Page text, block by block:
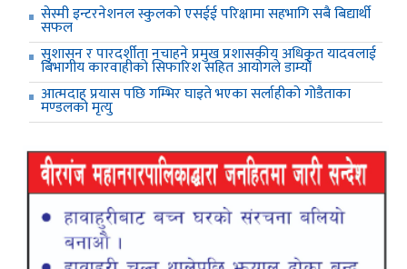
सेस्मी इन्टरनेशनल स्कुलको एसईई परिक्षामा सहभागि सबै बिद्यार्थी
सफल
सुशासन र पारदर्शीता नचाहने प्रमुख प्रशासकीय अधिकृत यादवलाई
बिभागीय कारवाहीको सिफारिश सहित आयोगले डाम्यो
आत्मदाह प्रयास पछि गम्भिर घाइते भएका सर्लाहीको गोडैताका
मण्डलको मृत्यु